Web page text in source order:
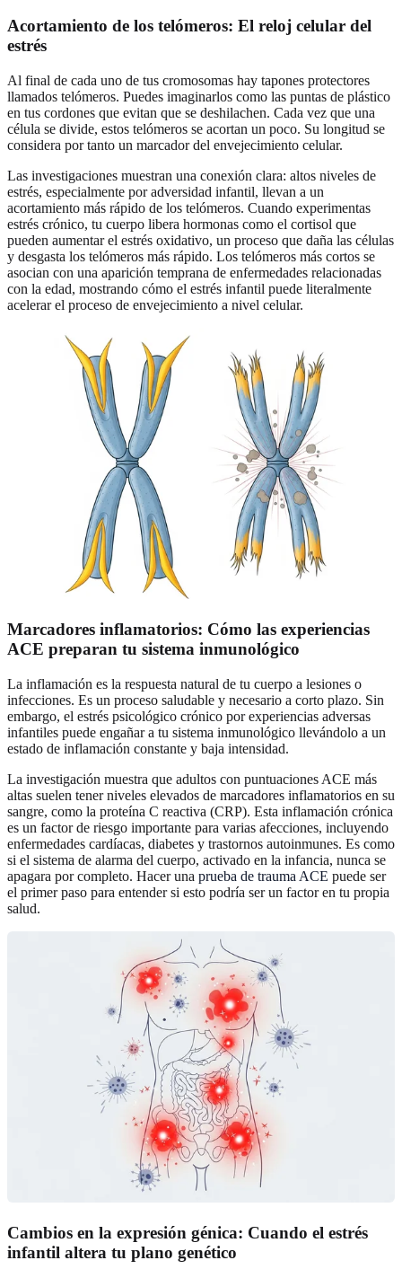
Acortamiento de los telómeros: El reloj celular del
estrés
Al final de cada uno de tus cromosomas hay tapones protectores
llamados telómeros. Puedes imaginarlos como las puntas de plástico
en tus cordones que evitan que se deshilachen. Cada vez que una
célula se divide, estos telómeros se acortan un poco. Su longitud se
considera por tanto un marcador del envejecimiento celular.
Las investigaciones muestran una conexión clara: altos niveles de
estrés, especialmente por adversidad infantil, llevan a un
acortamiento más rápido de los telómeros. Cuando experimentas
estrés crónico, tu cuerpo libera hormonas como el cortisol que
pueden aumentar el estrés oxidativo, un proceso que daña las células
y desgasta los telómeros más rápido. Los telómeros más cortos se
asocian con una aparición temprana de enfermedades relacionadas
con la edad, mostrando cómo el estrés infantil puede literalmente
acelerar el proceso de envejecimiento a nivel celular.
Marcadores inflamatorios: Cómo las experiencias
ACE preparan tu sistema inmunológico
La inflamación es la respuesta natural de tu cuerpo a lesiones o
infecciones. Es un proceso saludable y necesario a corto plazo. Sin
embargo, el estrés psicológico crónico por experiencias adversas
infantiles puede engañar a tu sistema inmunológico llevándolo a un
estado de inflamación constante y baja intensidad.
La investigación muestra que adultos con puntuaciones ACE más
altas suelen tener niveles elevados de marcadores inflamatorios en su
sangre, como la proteína C reactiva (CRP). Esta inflamación crónica
es un factor de riesgo importante para varias afecciones, incluyendo
enfermedades cardíacas, diabetes y trastornos autoinmunes. Es como
si el sistema de alarma del cuerpo, activado en la infancia, nunca se
apagara por completo. Hacer una prueba de trauma ACE puede ser
el primer paso para entender si esto podría ser un factor en tu propia
salud.
Cambios en la expresión génica: Cuando el estrés
infantil altera tu plano genético